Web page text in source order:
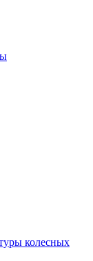
колесных